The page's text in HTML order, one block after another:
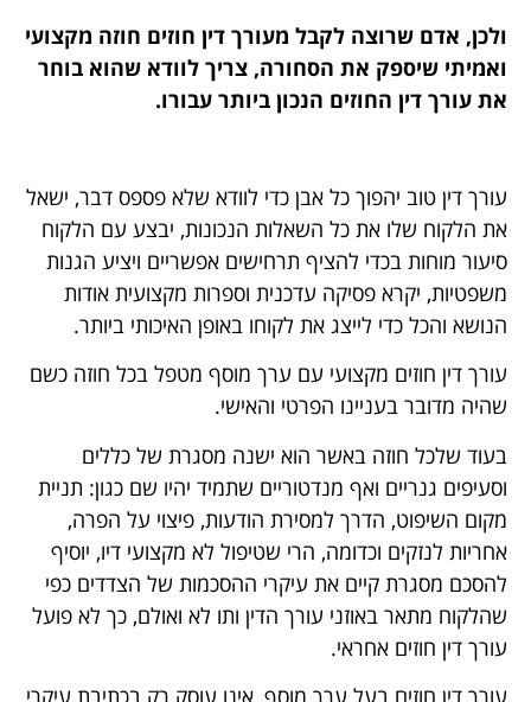
ולכן, אדם שרוצה לקבל מעורך דין חוזים חוזה מקצועי
ואמיתי שיספק את הסחורה, צריך לוודא שהוא בוחר
את עורך דין החוזים הנכון ביותר עבורו.
עורך דין טוב יהפוך כל אבן כדי לוודא שלא פספס דבר, ישאל
את הלקוח שלו את כל השאלות הנכונות, יבצע עם הלקוח
סיעור מוחות בכדי להציף תרחישים אפשריים ויציע הגנות
משפטיות, יקרא פסיקה עדכנית וספרות מקצועית אודות
הנושא והכל כדי לייצג את לקוחו באופן האיכותי ביותר.
עורך דין חוזים מקצועי עם ערך מוסף מטפל בכל חוזה כשם
שהיה מדובר בעניינו הפרטי והאישי.
בעוד שלכל חוזה באשר הוא ישנה מסגרת של כללים
וסעיפים גנריים ואף מנדטוריים שתמיד יהיו שם כגון: תניית
מקום השיפוט, הדרך למסירת הודעות, פיצוי על הפרה,
אחריות לנזקים וכדומה, הרי שטיפול לא מקצועי דיו, יוסיף
להסכם מסגרת קיים את עיקרי ההסכמות של הצדדים כפי
שהלקוח מתאר באוזני עורך הדין ותו לא ואולם, כך לא פועל
עורך דין חוזים אחראי.
עורך דין חוזים בעל ערך מוסף, אינו עוסק רק בכתיבת עיקרי